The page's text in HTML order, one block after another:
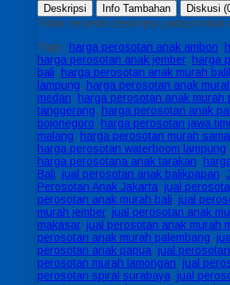
Deskripsi Info Tambahan Diskusi
Tidak tersedia deskripsi pada produk
Tags: harga perosotan anak ambon,
harga perosotan anak jember, harga
bali, harga perosotan anak murah
lampung, harga perosotan anak
medan, harga perosotan anak murah
tanggerang, harga perosotan anak
bojonegoro, harga perosotan jawa
malang, harga perosotan murah
harga perosotan waterboom lampung,
harga perosotana anak tarakan,
Bali, jual perosotan anak balikpapan,
Perosotan Anak Jakarta, jual
perosotan anak murah bali, jual
murah jember, jual perosotan anak
makasar, jual perosotan anak murah
perosotan anak murah palembang,
perosotan anak papua, jual
perosotan murah lamongan, jual
perosotan spiral surabaya, jual